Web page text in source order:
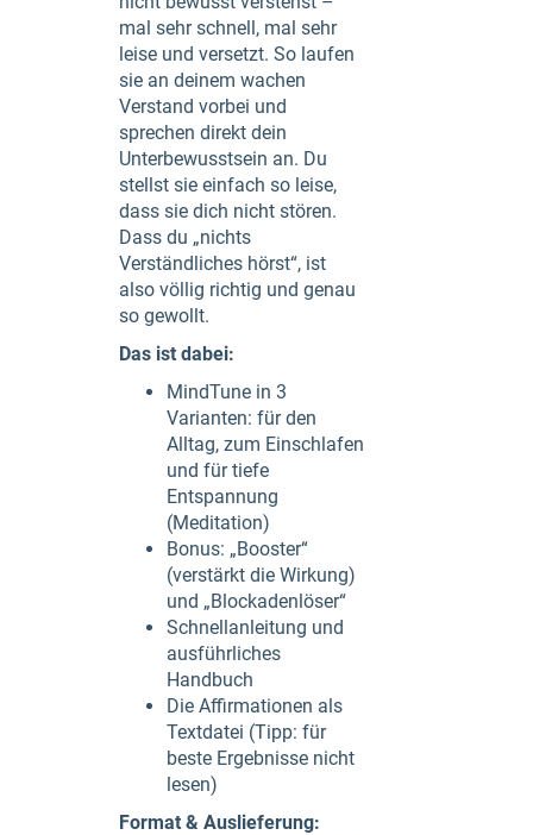
mal sehr schnell, mal sehr
leise und versetzt. So laufen
sie an deinem wachen
Verstand vorbei und
sprechen direkt dein
Unterbewusstsein an. Du
stellst sie einfach so leise,
dass sie dich nicht stören.
Dass du „nichts
Verständliches hörst“, ist
also völlig richtig und genau
so gewollt.
Das ist dabei:
MindTune in 3
Varianten: für den
Alltag, zum Einschlafen
und für tiefe
Entspannung
(Meditation)
Bonus: „Booster“
(verstärkt die Wirkung)
und „Blockadenlöser“
Schnellanleitung und
ausführliches
Handbuch
Die Affirmationen als
Textdatei (Tipp: für
beste Ergebnisse nicht
lesen)
Format & Auslieferung: